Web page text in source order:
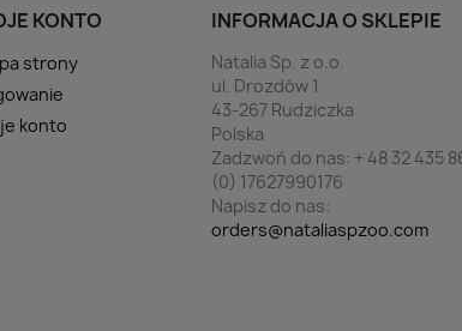
KONTO
strony
konto
INFORMACJA O SKLEPIE
Natalia Sp. z o.o.
ul. Drozdów 1
43-267 Rudziczka
Polska
Zadzwoń do nas: + 48 32 435
(0) 17627990176
Napisz do nas:
orders@nataliaspzoo.com